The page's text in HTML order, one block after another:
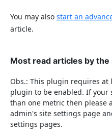
You may also start an
article.
Most read articles by
Obs.: This plugin requires
plugin to be enabled. If
than one metric then please
admin's site settings page
settings pages.